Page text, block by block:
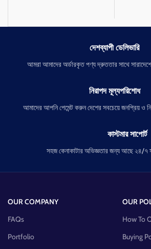
দেশব্যাপী ডেলিভারি
আমরা আমাদের অর্ডারকৃত পণ্য দ্রুততার সাথে
নিরাপদ মূল্যপরিশোধ
আমাদের আপনি পেমেন্ট করুন দেশের সবচেয়ে জনপ্রিয় ও
কাস্টমার সাপোর্ট
সহজ কেনাকাটার অভিজ্ঞতার জন্য আছে ২৪/৭
OUR COMPANY
FAQs
Portfolio
OUR
How To
Buying